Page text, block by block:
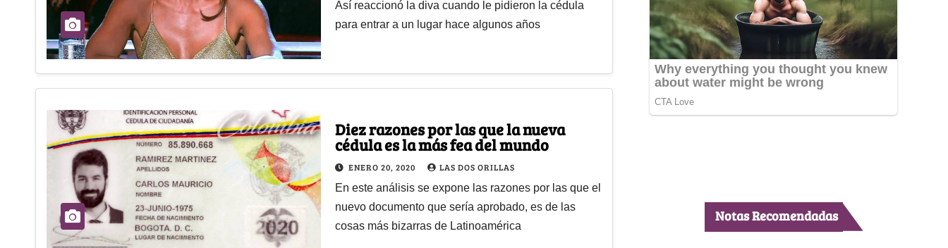
Así reaccionó la diva cuando le pidieron la cédula
para entrar a un lugar hace algunos años
Diez razones por las que la nueva
cédula es la más fea del mundo
ENERO 20, 2020 LAS DOS ORILLAS
En este análisis se expone las razones por las que el
nuevo documento que sería aprobado, es de las
cosas más bizarras de Latinoamérica
Notas Recomendadas